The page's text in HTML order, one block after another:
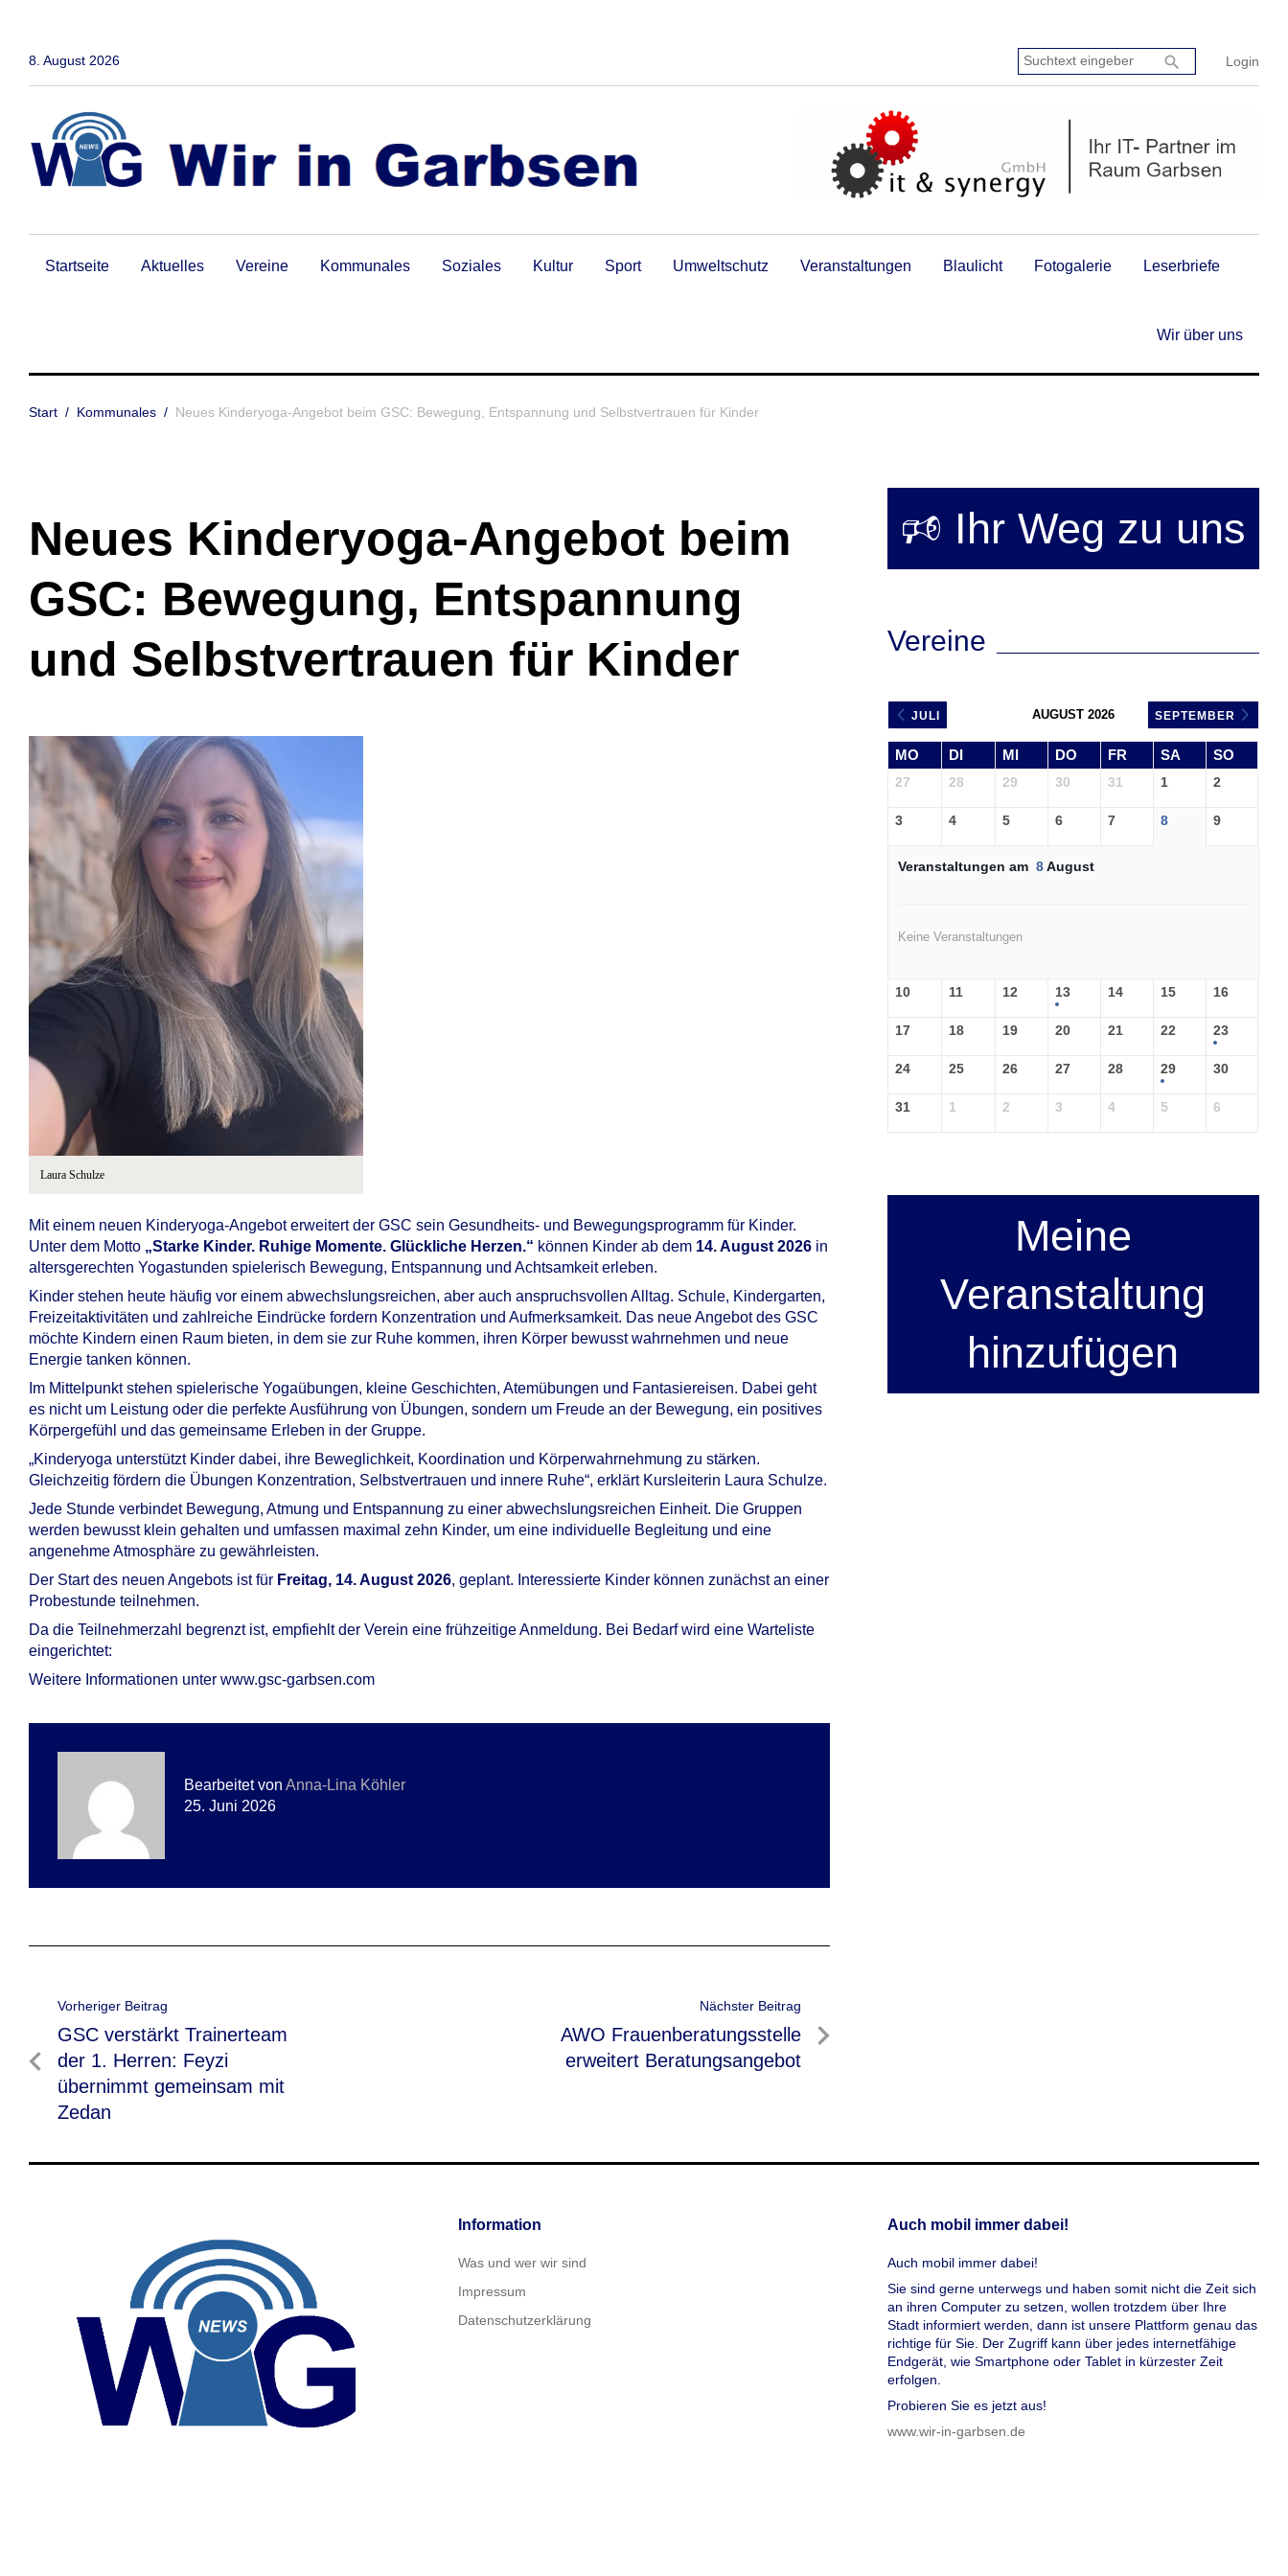
8. August 2026 Login
Suchtext
eingeben:
search
Startseite Aktuelles Vereine Kommunales Soziales Kultur Sport Umweltschutz Veranstaltungen Blaulicht Fotogalerie Leserbriefe
Wir über uns
Start / Kommunales / Neues Kinderyoga-Angebot beim GSC: Bewegung, Entspannung und Selbstvertrauen für Kinder
Neues Kinderyoga-Angebot beim
GSC: Bewegung, Entspannung
und Selbstvertrauen für Kinder
Laura Schulze
Mit einem neuen Kinderyoga-Angebot erweitert der GSC sein Gesundheits- und Bewegungsprogramm für Kinder.
Unter dem Motto „Starke Kinder. Ruhige Momente. Glückliche Herzen.“ können Kinder ab dem 14. August 2026 in
altersgerechten Yogastunden spielerisch Bewegung, Entspannung und Achtsamkeit erleben.
Kinder stehen heute häufig vor einem abwechslungsreichen, aber auch anspruchsvollen Alltag. Schule, Kindergarten,
Freizeitaktivitäten und zahlreiche Eindrücke fordern Konzentration und Aufmerksamkeit. Das neue Angebot des GSC
möchte Kindern einen Raum bieten, in dem sie zur Ruhe kommen, ihren Körper bewusst wahrnehmen und neue
Energie tanken können.
Im Mittelpunkt stehen spielerische Yogaübungen, kleine Geschichten, Atemübungen und Fantasiereisen. Dabei geht
es nicht um Leistung oder die perfekte Ausführung von Übungen, sondern um Freude an der Bewegung, ein positives
Körpergefühl und das gemeinsame Erleben in der Gruppe.
„Kinderyoga unterstützt Kinder dabei, ihre Beweglichkeit, Koordination und Körperwahrnehmung zu stärken.
Gleichzeitig fördern die Übungen Konzentration, Selbstvertrauen und innere Ruhe“, erklärt Kursleiterin Laura Schulze.
Jede Stunde verbindet Bewegung, Atmung und Entspannung zu einer abwechslungsreichen Einheit. Die Gruppen
werden bewusst klein gehalten und umfassen maximal zehn Kinder, um eine individuelle Begleitung und eine
angenehme Atmosphäre zu gewährleisten.
Der Start des neuen Angebots ist für Freitag, 14. August 2026, geplant. Interessierte Kinder können zunächst an einer
Probestunde teilnehmen.
Da die Teilnehmerzahl begrenzt ist, empfiehlt der Verein eine frühzeitige Anmeldung. Bei Bedarf wird eine Warteliste
eingerichtet:
Weitere Informationen unter www.gsc-garbsen.com
Bearbeitet von Anna-Lina Köhler
25. Juni 2026
Beitragsnavigation
Vorheriger Beitrag
Vorheriger
Beitrag
GSC verstärkt Trainerteam
der 1. Herren: Feyzi
übernimmt gemeinsam mit
Zedan
Nächster Beitrag
Nächster
Beitrag
AWO Frauenberatungsstelle
erweitert Beratungsangebot
🕫 Ihr Weg zu uns
Vereine
JULI AUGUST 2026 SEPTEMBER
MO DI MI DO FR SA SO
27 28 29 30 31 1 2
3 4 5 6 7 8 9
Veranstaltungen am 8August
Keine Veranstaltungen
10 11 12 13 14 15 16
17 18 19 20 21 22 23
24 25 26 27 28 29 30
31 1 2 3 4 5 6
Meine
Veranstaltung
hinzufügen
Information
Was und wer wir sind
Impressum
Datenschutzerklärung
Auch mobil immer dabei!
Auch mobil immer dabei!
Sie sind gerne unterwegs und haben somit nicht die Zeit sich
an ihren Computer zu setzen, wollen trotzdem über Ihre
Stadt informiert werden, dann ist unsere Plattform genau das
richtige für Sie. Der Zugriff kann über jedes internetfähige
Endgerät, wie Smartphone oder Tablet in kürzester Zeit
erfolgen.
Probieren Sie es jetzt aus!
www.wir-in-garbsen.de